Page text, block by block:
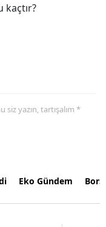
kaçtır?
yazın, tartışalım *
Eko Gündem